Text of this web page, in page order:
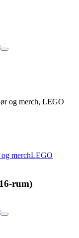
og merch, LEGO
merchLEGO
rum)